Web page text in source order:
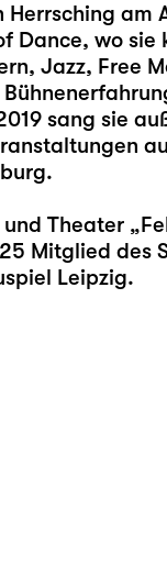
am
Dance, wo sie
Jazz, Free
sang sie
Theater
Mitglied des
Leipzig.